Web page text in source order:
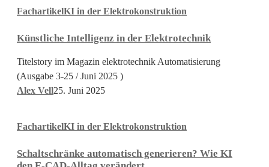
Intelligenz
Elektrotechnik
FachartikelKI in der Elektrokonstruktion
Künstliche Intelligenz in der Elektrotechnik
Titelstory im Magazin elektrotechnik Automatisierung
(Ausgabe 3-25 / Juni 2025 )
Alex Vell25. Juni 2025
automatisch
Wie
FachartikelKI in der Elektrokonstruktion
Schaltschränke automatisch generieren? Wie KI